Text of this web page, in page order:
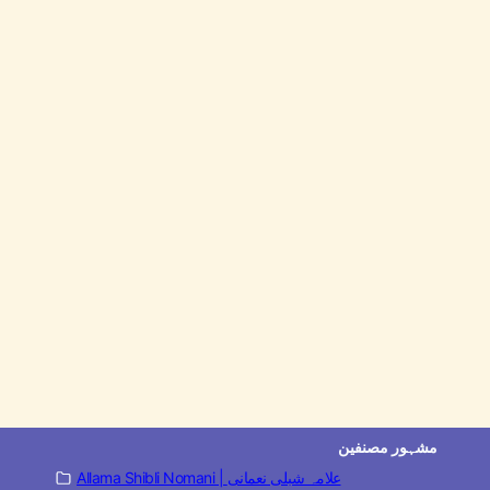
مشہور مصنفین
Allama Shibli Nomani | علامہ شبلی نعمانی